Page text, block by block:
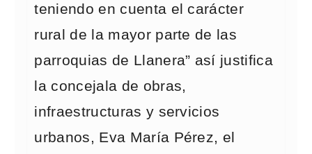
teniendo en cuenta el carácter
rural de la mayor parte de las
parroquias de Llanera” así justifica
la concejala de obras,
infraestructuras y servicios
urbanos, Eva María Pérez, el